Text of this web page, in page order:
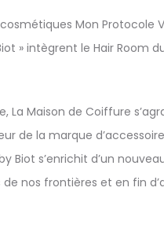
Mon Protocole
» intègrent le Hair Room
La Maison de Coiffure
de la marque
s’enrichit d’un
nos frontières et en fin